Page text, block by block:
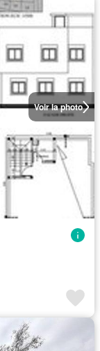
Voir la photo